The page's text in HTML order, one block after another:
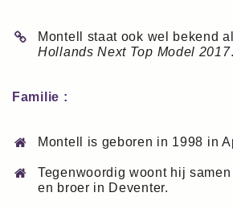
Montell staat ook wel bekend
Hollands Next Top Model 2017.
Familie :
Montell is geboren in 1998 in
Tegenwoordig woont hij
en broer in Deventer.